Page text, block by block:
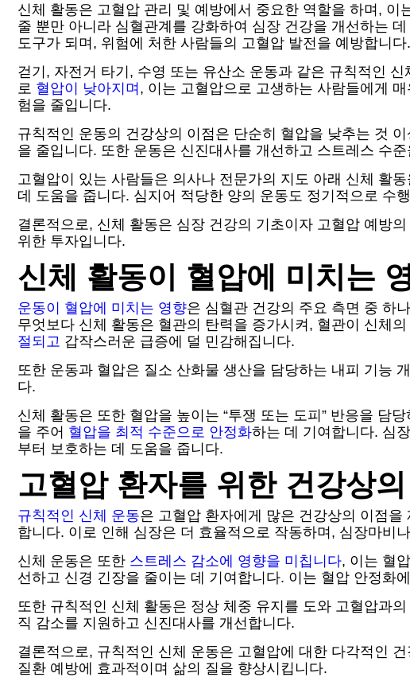
신체 활동은 고혈압 관리 및 예방에서 중요한 역할을 하며,
줄 뿐만 아니라 심혈관계를 강화하여 심장 건강을 개선하는
도구가 되며, 위험에 처한 사람들의 고혈압 발전을 예방합니다.
걷기, 자전거 타기, 수영 또는 유산소 운동과 같은 규칙적인
로 혈압이 낮아지며 , 이는 고혈압으로 고생하는 사람들에게
험을 줄입니다.
규칙적인 운동의 건강상의 이점은 단순히 혈압을 낮추는 것
을 줄입니다. 또한 운동은 신진대사를 개선하고 스트레스 수
고혈압이 있는 사람들은 의사나 전문가의 지도 아래 신체 활
데 도움을 줍니다. 심지어 적당한 양의 운동도 정기적으로 수
결론적으로, 신체 활동은 심장 건강의 기초이자 고혈압 예방
위한 투자입니다.
신체 활동이 혈압에 미치는
운동이 혈압에 미치는 영향은 심혈관 건강의 주요 측면 중 하
무엇보다 신체 활동은 혈관의 탄력을 증가시켜, 혈관이 신체
절되고 갑작스러운 급증에 덜 민감해집니다.
또한 운동과 혈압은 질소 산화물 생산을 담당하는 내피 기능
다.
신체 활동은 또한 혈압을 높이는 “투쟁 또는 도피” 반응을 담
을 주어 혈압을 최적 수준으로 안정화하는 데 기여합니다. 심
부터 보호하는 데 도움을 줍니다.
고혈압 환자를 위한 건강상
규칙적인 신체 운동은 고혈압 환자에게 많은 건강상의 이점
합니다. 이로 인해 심장은 더 효율적으로 작동하며, 심장마비
신체 운동은 또한 스트레스 감소에 영향을 미칩니다, 이는 혈
선하고 신경 긴장을 줄이는 데 기여합니다. 이는 혈압 안정화
또한 규칙적인 신체 활동은 정상 체중 유지를 도와 고혈압과
직 감소를 지원하고 신진대사를 개선합니다.
결론적으로, 규칙적인 신체 운동은 고혈압에 대한 다각적인
질환 예방에 효과적이며 삶의 질을 향상시킵니다.